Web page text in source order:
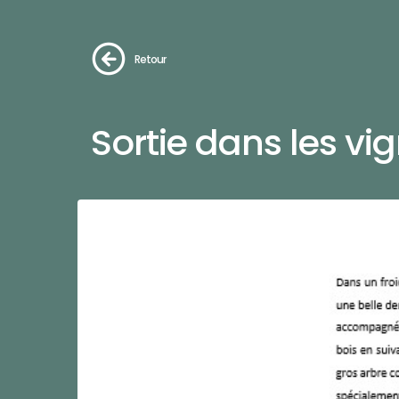
Retour
Sortie dans les